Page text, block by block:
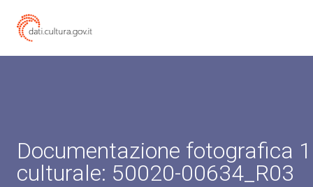
Documentazione fotografica
culturale: 50020-00634_R03